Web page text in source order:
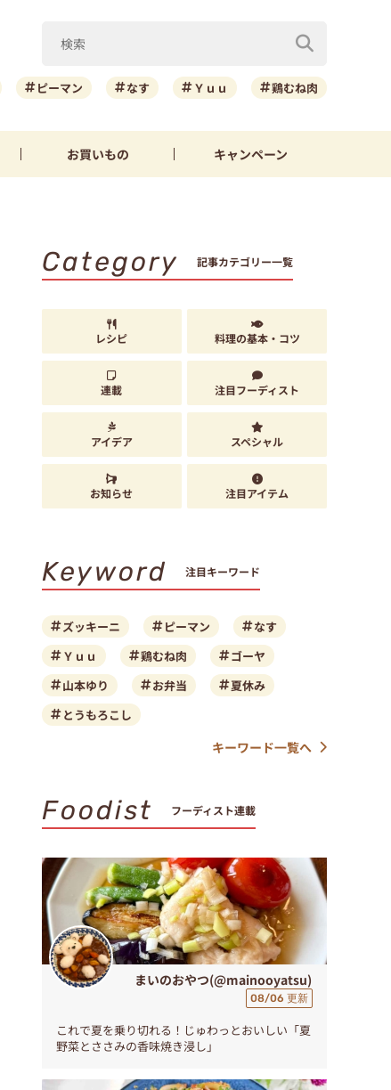
ピーマン なす Ｙｕｕ 鶏むね肉
お買いもの キャンペーン
Category 記事カテゴリー一覧
レシピ 料理の基本・コツ
連載 注目フーディスト
アイデア スペシャル
お知らせ 注目アイテム
Keyword 注目キーワード
ズッキーニ ピーマン
なす
Ｙｕｕ
鶏むね肉
ゴーヤ
山本ゆり
お弁当
夏休み
とうもろこし
キーワード一覧へ
Foodist フーディスト連載
まいのおやつ(@mainooyatsu)
08/06 更新
これで夏を乗り切れる！じゅわっとおいしい「夏
野菜とささみの香味焼き浸し」